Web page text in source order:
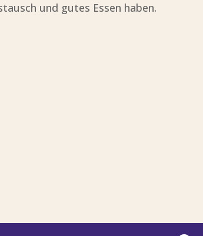
und gutes Essen haben.